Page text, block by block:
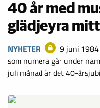
40 år med
glädjeyra mitt
NYHETER
9 juni
som numera går under
juli månad är det 40-